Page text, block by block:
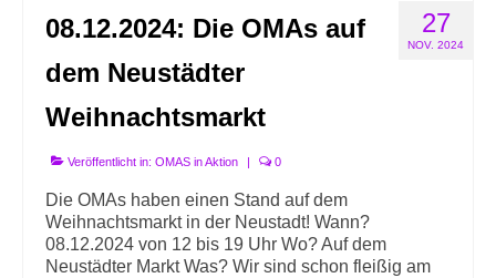
27
NOV. 2024
08.12.2024: Die OMAs auf
dem Neustädter
Weihnachtsmarkt
Veröffentlicht in: OMAS in Aktion | 0
Die OMAs haben einen Stand auf dem
Weihnachtsmarkt in der Neustadt! Wann?
08.12.2024 von 12 bis 19 Uhr Wo? Auf dem
Neustädter Markt Was? Wir sind schon fleißig am